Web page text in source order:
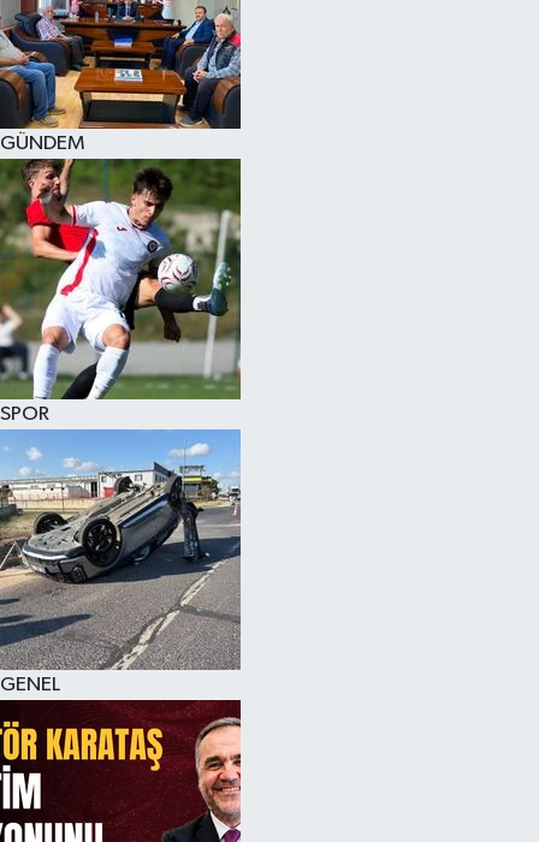
GÜNDEM
SPOR
GENEL
KÜLTÜR SANAT
MAGAZİN
SAĞLIK
SİYASET
SPOR
TEKNOLOJİ
YAŞAM